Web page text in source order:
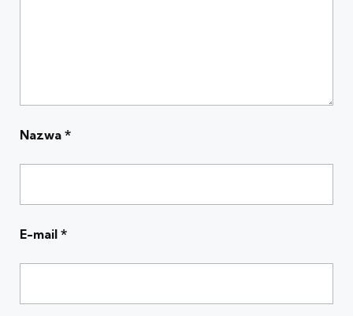
Nazwa *
E-mail *